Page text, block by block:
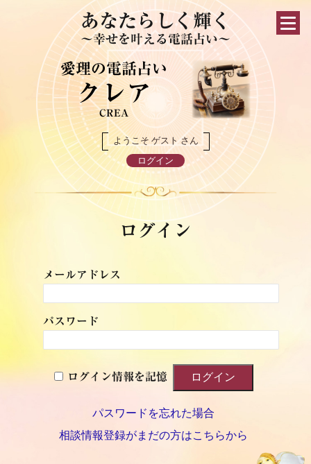
愛理の電話占い
クレア
CREA
ようこそ ゲスト さん
ログイン
あなたらしく輝く
～幸せを叶える電話占い～
ログイン
メールアドレス
パスワード
ログイン情報を記憶
パスワードを忘れた場合
相談情報登録がまだの方はこちらから